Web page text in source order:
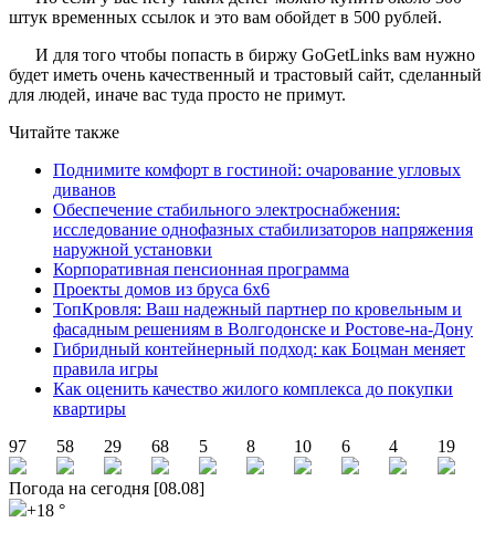
штук временных ссылок и это вам обойдет в 500 рублей.
И для того чтобы попасть в биржу GoGetLinks вам нужно
будет иметь очень качественный и трастовый сайт, сделанный
для людей, иначе вас туда просто не примут.
Читайте также
Поднимите комфорт в гостиной: очарование угловых
диванов
Обеспечение стабильного электроснабжения:
исследование однофазных стабилизаторов напряжения
наружной установки
Корпоративная пенсионная программа
Проекты домов из бруса 6х6
ТопКровля: Ваш надежный партнер по кровельным и
фасадным решениям в Волгодонске и Ростове-на-Дону
Гибридный контейнерный подход: как Боцман меняет
правила игры
Как оценить качество жилого комплекса до покупки
квартиры
97
58 29 68 5 8 10 6 4 19
Погода на сегодня [08.08]
+18 °